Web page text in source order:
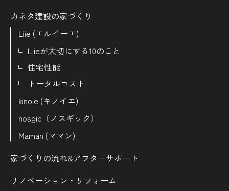
カネタ建設の家づくり
Liie (エルイーエ)
Liieが大切にする10のこと
住宅性能
トータルコスト
kinoie (キノイエ)
nosgic（ノスギック）
Maman (ママン)
家づくりの流れ&アフターサポート
リノベーション・リフォーム